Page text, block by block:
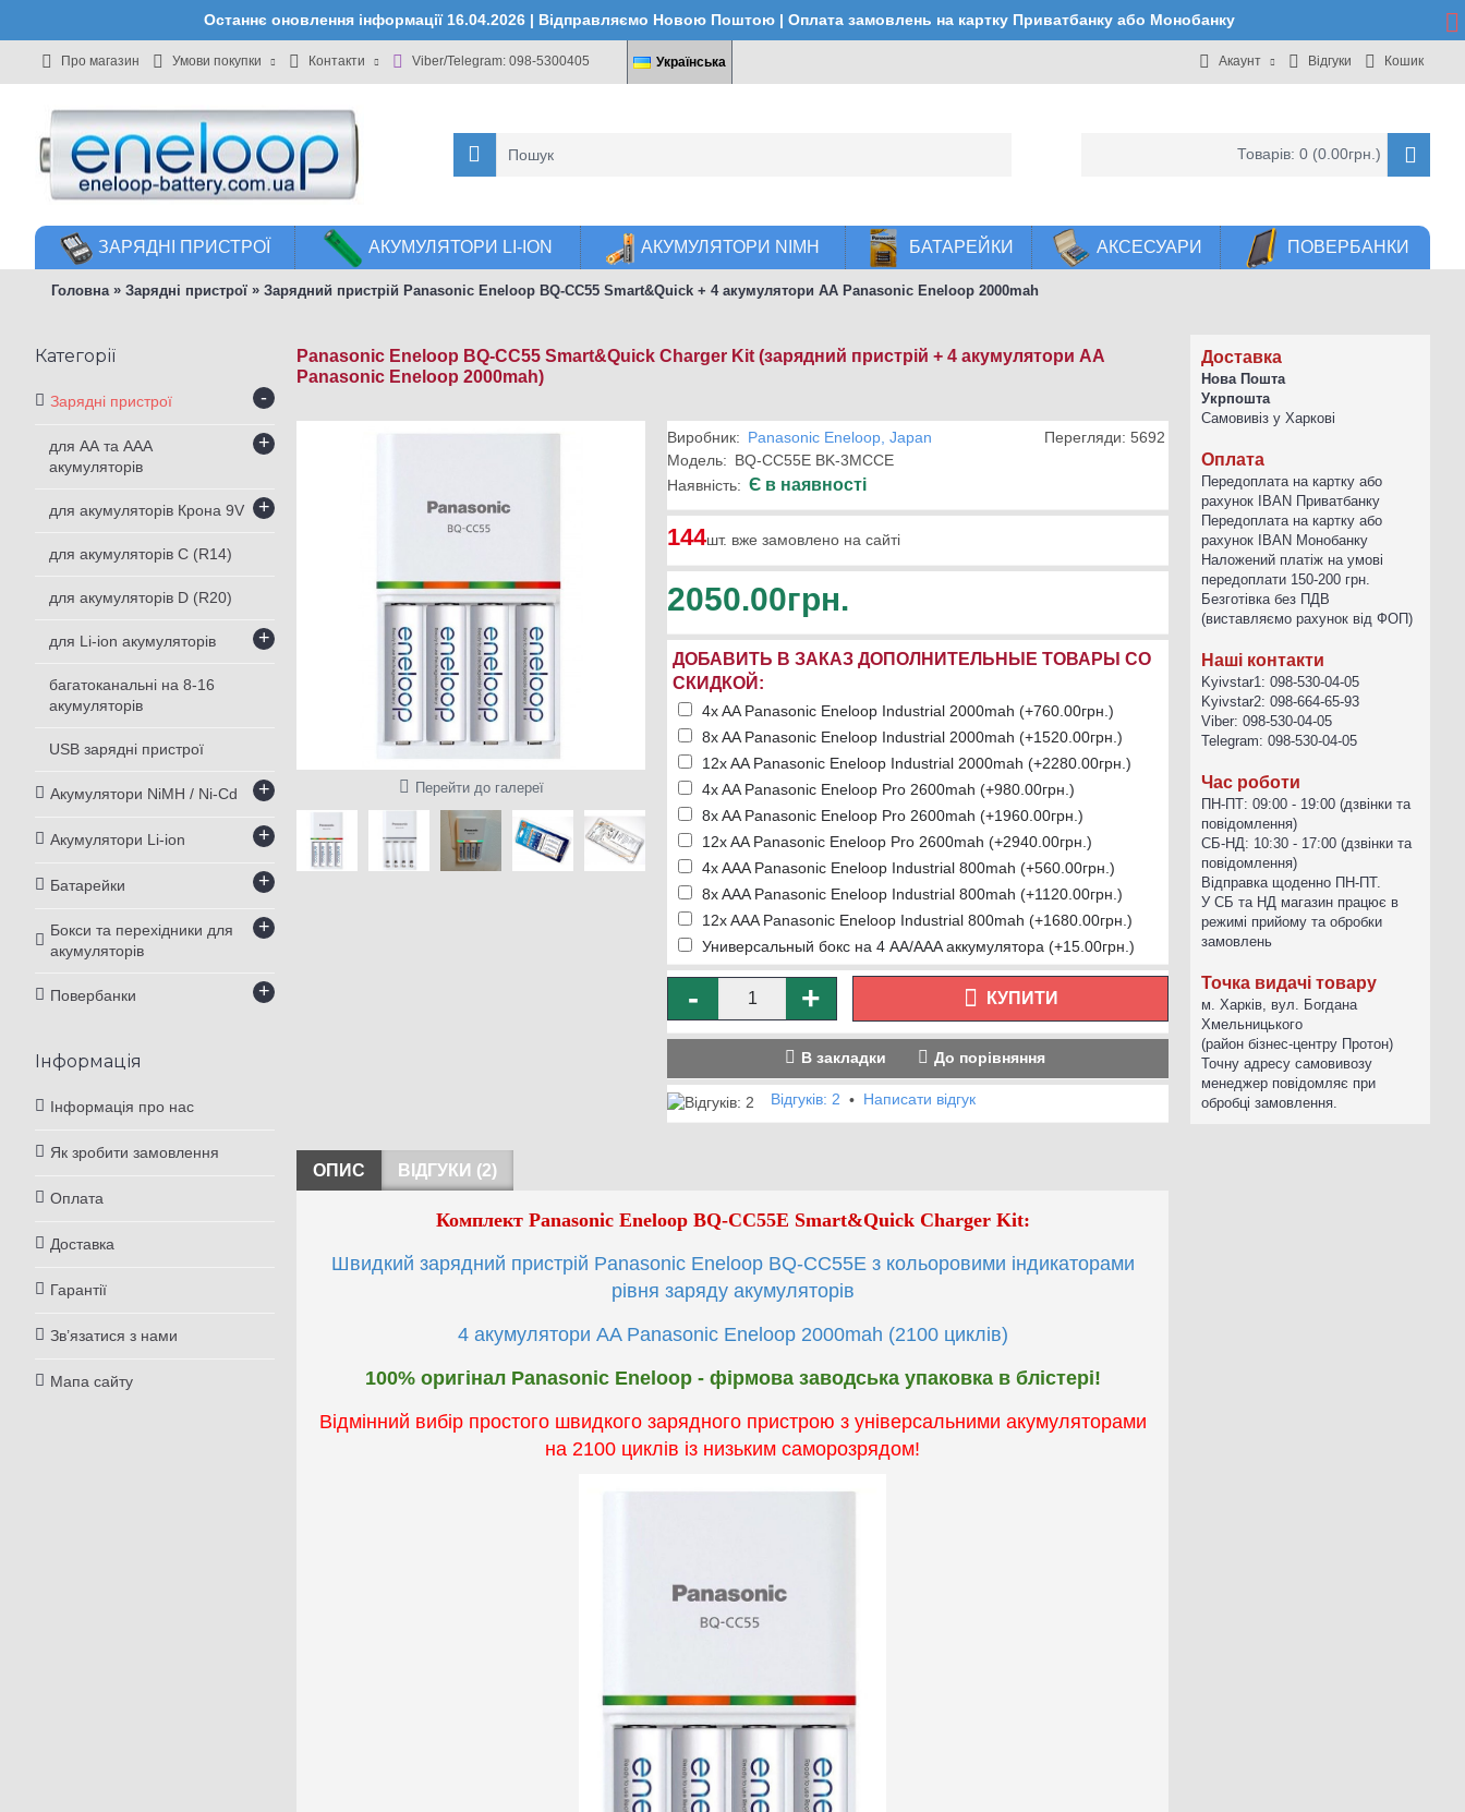
Останнє оновлення інформації 16.04.2026 | Відправляємо Новою Поштою | Оплата замовлень на картку Приватбанку або Монобанку
Про магазин Умови покупки Контакти Viber/Telegram: 098-5300405 Українська Акаунт Відгуки Кошик
Товарів: 0 (0.00грн.)
ЗАРЯДНІ ПРИСТРОЇ АКУМУЛЯТОРИ LI-ION АКУМУЛЯТОРИ NIMH БАТАРЕЙКИ АКСЕСУАРИ ПОВЕРБАНКИ
Головна » Зарядні пристрої » Зарядний пристрій Panasonic Eneloop BQ-CC55 Smart&Quick + 4 акумулятори AA Panasonic Eneloop 2000mah
Категорії
Зарядні пристрої -
для АА та ААА
акумуляторів
+
для акумуляторів Крона 9V +
для акумуляторів С (R14)
для акумуляторів D (R20)
для Li-ion акумуляторів +
багатоканальні на 8-16
акумуляторів
USB зарядні пристрої
Акумулятори NiMH / Ni-Cd +
Акумулятори Li-ion +
Батарейки +
Бокси та перехідники для
акумуляторів
+
Повербанки +
Інформація
Інформація про нас
Як зробити замовлення
Оплата
Доставка
Гарантії
Зв’язатися з нами
Мапа сайту
Доставка
Нова Пошта
Укрпошта
Самовивіз у Харкові
Оплата
Передоплата на картку або
рахунок IBAN Приватбанку
Передоплата на картку або
рахунок IBAN Монобанку
Наложений платіж на умові
передоплати 150-200 грн.
Безготівка без ПДВ
(виставляємо рахунок від ФОП)
Наші контакти
Kyivstar1: 098-530-04-05
Kyivstar2: 098-664-65-93
Viber: 098-530-04-05
Telegram: 098-530-04-05
Час роботи
ПН-ПТ: 09:00 - 19:00 (дзвінки та
повідомлення)
СБ-НД: 10:30 - 17:00 (дзвінки та
повідомлення)
Відправка щоденно ПН-ПТ.
У СБ та НД магазин працює в
режимі прийому та обробки
замовлень
Точка видачі товару
м. Харків, вул. Богдана
Хмельницького
(район бізнес-центру Протон)
Точну адресу самовивозу
менеджер повідомляє при
обробці замовлення.
Panasonic Eneloop BQ-CC55 Smart&Quick Charger Kit (зарядний пристрій + 4 акумулятори AA
Panasonic Eneloop 2000mah)
Перейти до галереї
Перегляди: 5692
Виробник: Panasonic Eneloop, Japan
Модель: BQ-CC55E BK-3MCCE
Наявність: Є в наявності
144шт. вже замовлено на сайті
2050.00грн.
ДОБАВИТЬ В ЗАКАЗ ДОПОЛНИТЕЛЬНЫЕ ТОВАРЫ СО
СКИДКОЙ:
4x AA Panasonic Eneloop Industrial 2000mah (+760.00грн.)
8x AA Panasonic Eneloop Industrial 2000mah (+1520.00грн.)
12x AA Panasonic Eneloop Industrial 2000mah (+2280.00грн.)
4x AA Panasonic Eneloop Pro 2600mah (+980.00грн.)
8x AA Panasonic Eneloop Pro 2600mah (+1960.00грн.)
12x AA Panasonic Eneloop Pro 2600mah (+2940.00грн.)
4x AAA Panasonic Eneloop Industrial 800mah (+560.00грн.)
8x AAA Panasonic Eneloop Industrial 800mah (+1120.00грн.)
12x AAA Panasonic Eneloop Industrial 800mah (+1680.00грн.)
Универсальный бокс на 4 АА/AAA аккумулятора (+15.00грн.)
- + КУПИТИ
В закладки До порівняння
Відгуків: 2 • Написати відгук
ОПИС ВІДГУКИ (2)
Комплект Panasonic Eneloop BQ-CC55E Smart&Quick Charger Kit:
Швидкий зарядний пристрій Panasonic Eneloop BQ-CC55E з кольоровими індикаторами
рівня заряду акумуляторів
4 акумулятори AA Panasonic Eneloop 2000mah (2100 циклів)
100% оригінал Panasonic Eneloop - фірмова заводська упаковка в блістері!
Відмінний вибір простого швидкого зарядного пристрою з універсальними акумуляторами
на 2100 циклів із низьким саморозрядом!